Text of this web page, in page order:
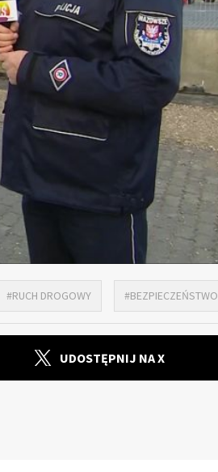
#RUCH DROGOWY #BEZPIECZEŃSTWO
UDOSTĘPNIJ NA X